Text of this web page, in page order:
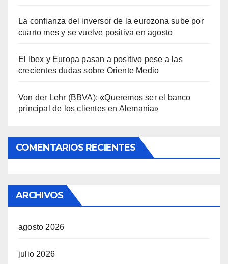
La confianza del inversor de la eurozona sube por
cuarto mes y se vuelve positiva en agosto
El Ibex y Europa pasan a positivo pese a las
crecientes dudas sobre Oriente Medio
Von der Lehr (BBVA): «Queremos ser el banco
principal de los clientes en Alemania»
COMENTARIOS RECIENTES
ARCHIVOS
agosto 2026
julio 2026